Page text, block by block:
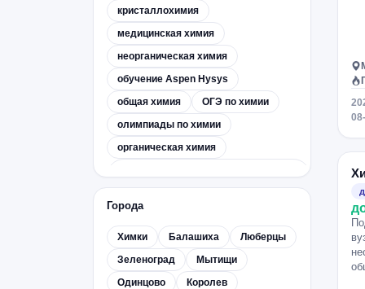
кристаллохимия
медицинская химия
неорганическая химия
обучение Aspen Hysys
общая химия
ОГЭ по химии
олимпиады по химии
органическая химия
проектная деятельность по химии
токсикологическая химия
фармацевтическая химия
физическая химия
Города
Химки Балашиха
Люберцы
Зеленоград
Мытищи
Одинцово
Королев